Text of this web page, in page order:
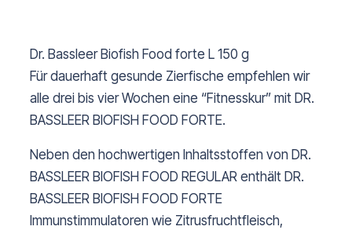
Dr. Bassleer Biofish Food forte L 150 g
Für dauerhaft gesunde Zierfische empfehlen wir
alle drei bis vier Wochen eine “Fitnesskur” mit DR.
BASSLEER BIOFISH FOOD FORTE.
Neben den hochwertigen Inhaltsstoffen von DR.
BASSLEER BIOFISH FOOD REGULAR enthält DR.
BASSLEER BIOFISH FOOD FORTE
Immunstimmulatoren wie Zitrusfruchtfleisch,